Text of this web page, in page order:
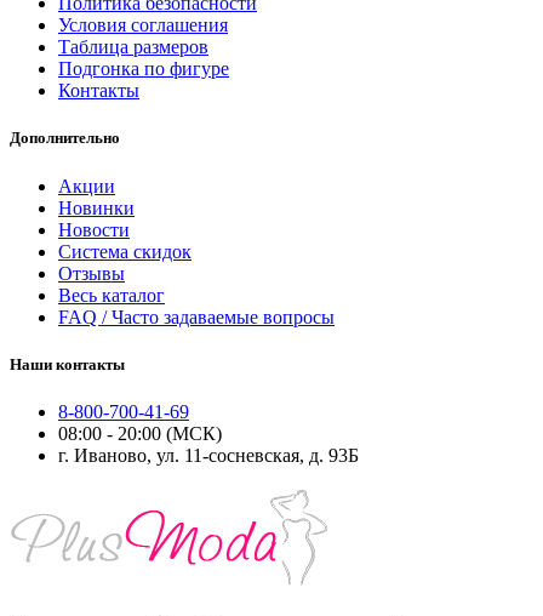
Условия соглашения
Таблица размеров
Подгонка по фигуре
Контакты
Дополнительно
Акции
Новинки
Новости
Система скидок
Отзывы
Весь каталог
FAQ / Часто задаваемые вопросы
Наши контакты
8-800-700-41-69
08:00 - 20:00 (МСК)
г. Иваново, ул. 11-сосневская, д. 93Б